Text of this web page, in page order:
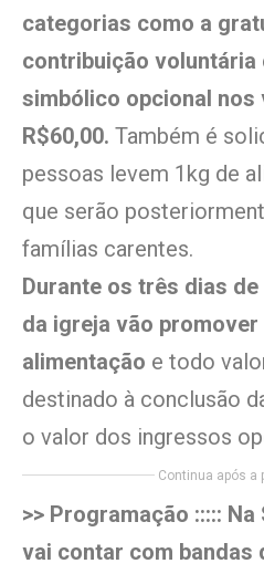
categorias como a
contribuição voluntária
simbólico opcional nos
R$60,00. Também é
pessoas levem 1kg de
que serão
famílias carentes.
Durante os três dias
da igreja vão promover
alimentação e todo
destinado à conclusão
o valor dos ingressos
Continua após a
>> Programação :::::
vai contar com bandas